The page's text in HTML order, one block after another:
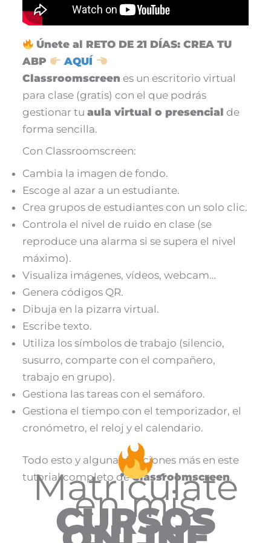
Únete al RETO DE 21 DÍAS: CREA TU
ABP
AQUÍ
Classroomscreen es un escritorio virtual
para clase (gratis) con el que podrás
gestionar tu aula virtual o presencial de
forma sencilla.
Con Classroomscreen:
Cambia la imagen de fondo.
Escoge al azar a un estudiante.
Crea grupos de estudiantes con un solo clic.
Controla el nivel de ruido en clase (se
reproduce una alarma si se supera el nivel
máximo).
Visualiza imágenes, vídeos, webcam…
Genera códigos QR.
Dibuja en la pizarra virtual.
Escribe texto.
Utiliza los símbolos de trabajo (silencio,
susurro, comparte con el compañero,
trabajo en grupo).
Gestiona las tareas con el semáforo.
Gestiona el tiempo con el temporizador, el
cronómetro, el reloj y el calendario.
Todo esto y algunas funciones más en este
tutorial completo deClassroomscreen.
Matricúlate
en mis
CURSOS